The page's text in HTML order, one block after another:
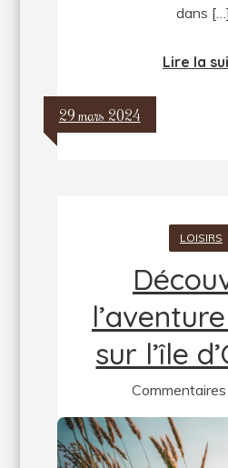
dans […]
Lire la
29 mars 2024
LOISIRS
sur l’île